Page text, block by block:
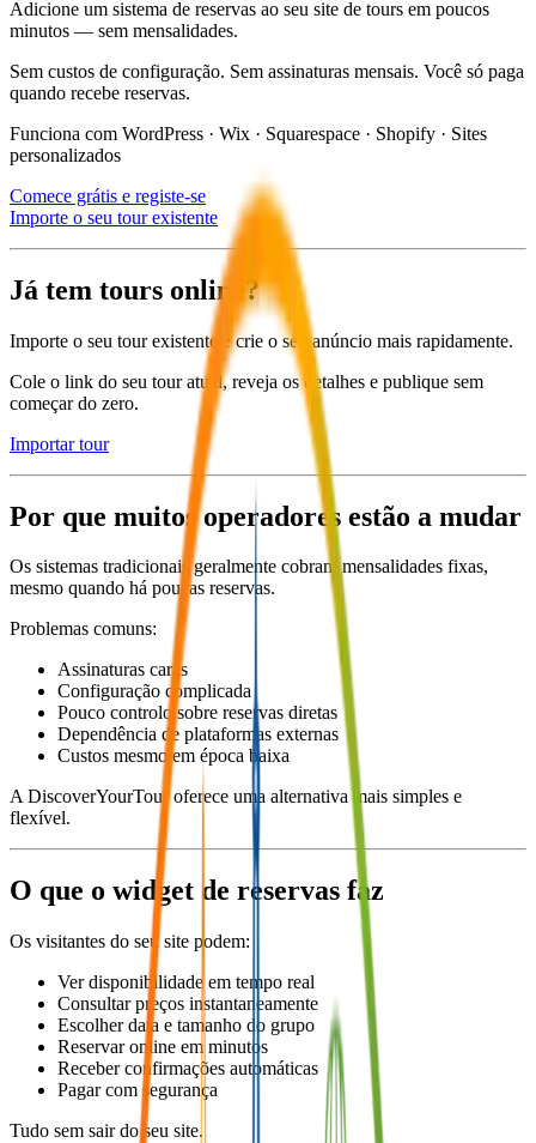
Adicione um sistema de reservas ao seu site de tours em poucos
minutos — sem mensalidades.
Sem custos de configuração. Sem assinaturas mensais. Você só paga
quando recebe reservas.
Funciona com WordPress · Wix · Squarespace · Shopify · Sites
personalizados
Comece grátis e registe-se
Importe o seu tour existente
Já tem tours online?
Importe o seu tour existente e crie o seu anúncio mais rapidamente.
Cole o link do seu tour atual, reveja os detalhes e publique sem
começar do zero.
Importar tour
Por que muitos operadores estão a mudar
Os sistemas tradicionais geralmente cobram mensalidades fixas,
mesmo quando há poucas reservas.
Problemas comuns:
Assinaturas caras
Configuração complicada
Pouco controlo sobre reservas diretas
Dependência de plataformas externas
Custos mesmo em época baixa
A DiscoverYourTour oferece uma alternativa mais simples e
flexível.
O que o widget de reservas faz
Os visitantes do seu site podem:
Ver disponibilidade em tempo real
Consultar preços instantaneamente
Escolher data e tamanho do grupo
Reservar online em minutos
Receber confirmações automáticas
Pagar com segurança
Tudo sem sair do seu site.